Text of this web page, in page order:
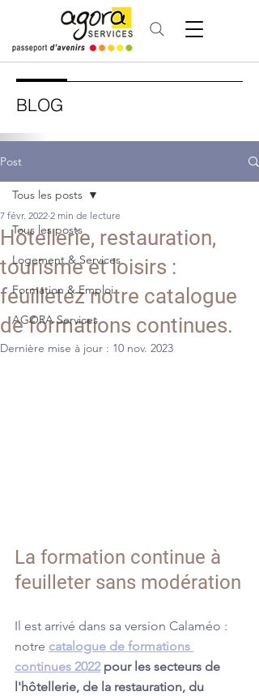
BLOG
Post
Tous les posts
Logement & Services
Formation & Emploi
AGORA Services
Tous les posts
Hôtellerie, restauration,
tourisme et loisirs :
feuilletez notre catalogue
de formations continues.
7 févr. 2022 2 min de lecture
Dernière mise à jour : 10 nov. 2023
La formation continue à
feuilleter sans modération
Il est arrivé dans sa version Calaméo :
notre catalogue de formations
continues 2022 pour les secteurs de
l'hôtellerie, de la restauration, du